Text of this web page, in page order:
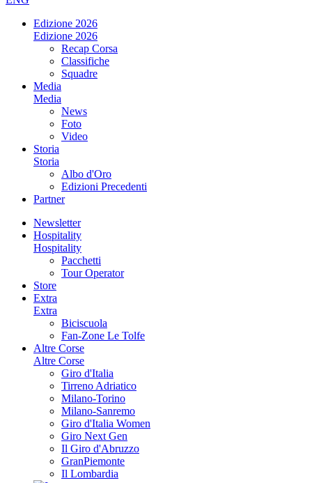
Edizione 2026
Edizione 2026
Recap Corsa
Classifiche
Squadre
Media
Media
News
Foto
Video
Storia
Storia
Albo d'Oro
Edizioni Precedenti
Partner
Newsletter
Hospitality
Hospitality
Pacchetti
Tour Operator
Store
Extra
Extra
Biciscuola
Fan-Zone Le Tolfe
Altre Corse
Altre Corse
Giro d'Italia
Tirreno Adriatico
Milano-Torino
Milano-Sanremo
Giro d'Italia Women
Giro Next Gen
Il Giro d'Abruzzo
GranPiemonte
Il Lombardia